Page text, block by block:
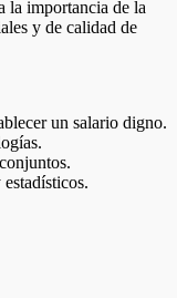
la importancia de la
y de calidad de
un salario digno.